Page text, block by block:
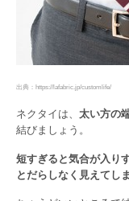
出典：https://lafabric.jp/customlife/
ネクタイは、 太い方の
結びましょう。
短すぎると気合が入り
とだらしなく見えてし